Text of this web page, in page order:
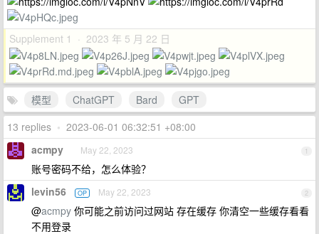
Supplement 1 · 2023 年 5 月 22 日
模型 ChatGPT Bard
GPT
13 replies • 2023-06-01 06:32:51 +08:00
1
acmpy May 22, 2023
账号密码不给，怎么体验？
2
levin56 OP May 22, 2023
@acmpy 你可能之前访问过网站 存在缓存 你清空一些缓存看看
不用登录